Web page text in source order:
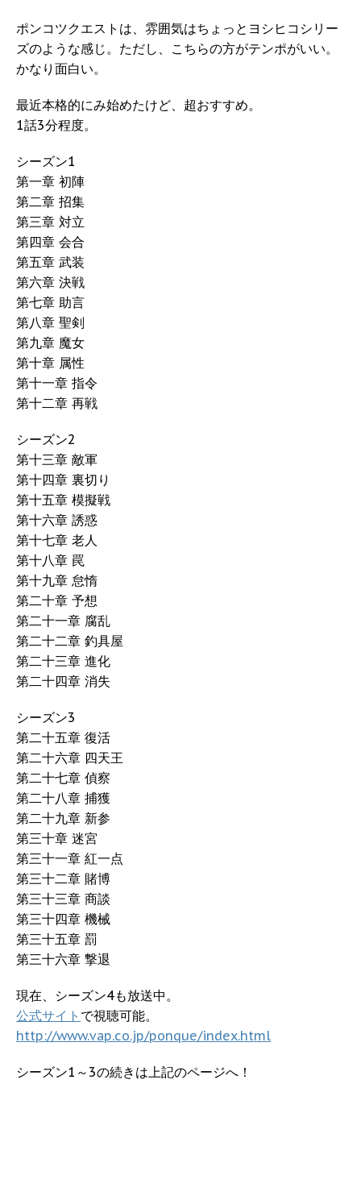
ポンコツクエストは、雰囲気はちょっとヨシヒコシリー
ズのような感じ。ただし、こちらの方がテンポがいい。
かなり面白い。
最近本格的にみ始めたけど、超おすすめ。
1話3分程度。
シーズン1
第一章 初陣
第二章 招集
第三章 対立
第四章 会合
第五章 武装
第六章 決戦
第七章 助言
第八章 聖剣
第九章 魔女
第十章 属性
第十一章 指令
第十二章 再戦
シーズン2
第十三章 敵軍
第十四章 裏切り
第十五章 模擬戦
第十六章 誘惑
第十七章 老人
第十八章 罠
第十九章 怠惰
第二十章 予想
第二十一章 腐乱
第二十二章 釣具屋
第二十三章 進化
第二十四章 消失
シーズン3
第二十五章 復活
第二十六章 四天王
第二十七章 偵察
第二十八章 捕獲
第二十九章 新参
第三十章 迷宮
第三十一章 紅一点
第三十二章 賭博
第三十三章 商談
第三十四章 機械
第三十五章 罰
第三十六章 撃退
現在、シーズン4も放送中。
公式サイト で視聴可能。
http://www.vap.co.jp/ponque/index.html
シーズン1～3の続きは上記のページへ！